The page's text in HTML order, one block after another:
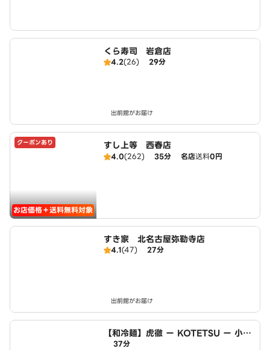
くら寿司 岩倉店
4.2(26) 29分
出前館がお届け
クーポンあり
お店価格＋送料無料対象
すし上等 西春店
4.0(262) 35分 名店送料0円
すき家 北名古屋弥勒寺店
4.1(47) 27分
出前館がお届け
【和冷麺】虎徹 ー KOTETSU ー 小牧
37分